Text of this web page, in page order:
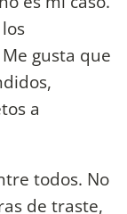
gusta que
a
todos. No
de traste,